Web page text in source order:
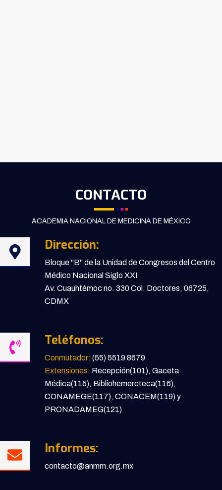
CONTACTO
ACADEMIA NACIONAL DE MEDICINA DE MÉXICO
Dirección:
Bloque "B" de la Unidad de Congresos del Centro
Médico Nacional Siglo XXI
Av. Cuauhtémoc no. 330 Col. Doctores, 06725,
CDMX
Teléfonos:
Conmutador: (55) 5519 8679
Extensiones: Recepción(101), Gaceta
Médica(115), Bibliohemeroteca(116),
CONAMEGE(117), CONACEM(119) y
PRONADAMEG(121)
Informes:
contacto@anmm.org.mx